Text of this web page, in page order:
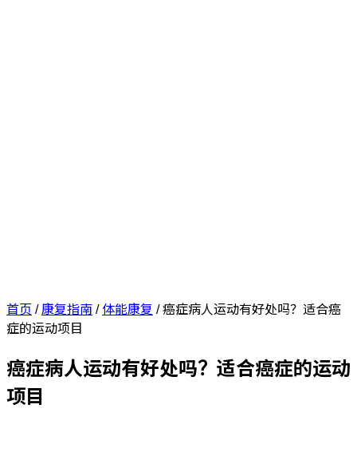
首页 /康复指南/ 体能康复 /癌症病人运动有好处吗？适合癌
症的运动项目
癌症病人运动有好处吗？适合癌症的运动
项目